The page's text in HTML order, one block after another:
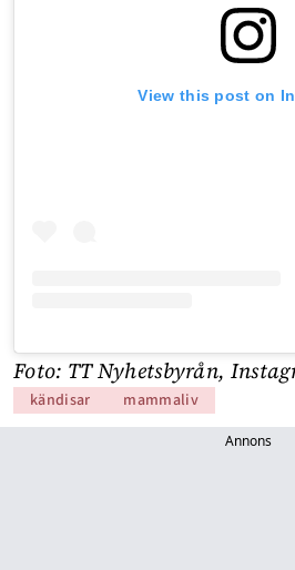
View this post on
Foto: TT Nyhetsbyrån,
kändisar mammaliv
Annons